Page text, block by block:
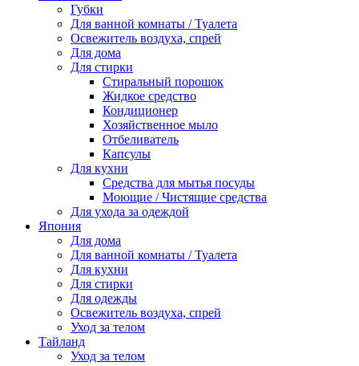
Губки
Для ванной комнаты / Туалета
Освежитель воздуха, спрей
Для дома
Для стирки
Стиральный порошок
Жидкое средство
Кондиционер
Хозяйственное мыло
Отбеливатель
Капсулы
Для кухни
Средства для мытья посуды
Моющие / Чистящие средства
Для ухода за одеждой
Япония
Для дома
Для ванной комнаты / Туалета
Для кухни
Для стирки
Для одежды
Освежитель воздуха, спрей
Уход за телом
Тайланд
Уход за телом